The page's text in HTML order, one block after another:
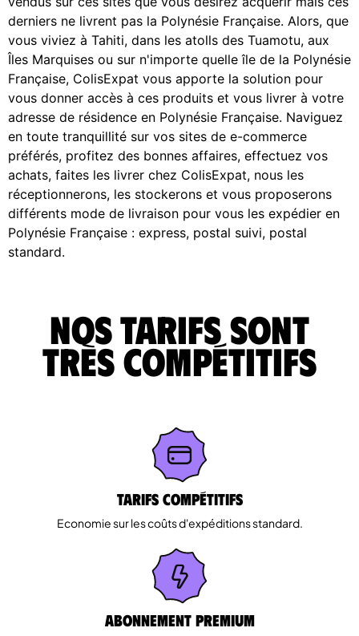
derniers ne livrent pas la Polynésie Française. Alors, que
vous viviez à Tahiti, dans les atolls des Tuamotu, aux
Îles Marquises ou sur n'importe quelle île de la Polynésie
Française, ColisExpat vous apporte la solution pour
vous donner accès à ces produits et vous livrer à votre
adresse de résidence en Polynésie Française. Naviguez
en toute tranquillité sur vos sites de e-commerce
préférés, profitez des bonnes affaires, effectuez vos
achats, faites les livrer chez ColisExpat, nous les
réceptionnerons, les stockerons et vous proposerons
différents mode de livraison pour vous les expédier en
Polynésie Française : express, postal suivi, postal
standard.
Nos tarifs sont
très compétitifs
Tarifs Compétitifs
Economie sur les coûts d'expéditions standard.
Abonnement Premium